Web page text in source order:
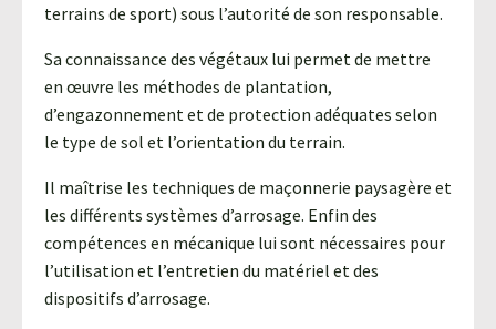
terrains de sport) sous l’autorité de son responsable.
Sa connaissance des végétaux lui permet de mettre
en œuvre les méthodes de plantation,
d’engazonnement et de protection adéquates selon
le type de sol et l’orientation du terrain.
Il maîtrise les techniques de maçonnerie paysagère et
les différents systèmes d’arrosage. Enfin des
compétences en mécanique lui sont nécessaires pour
l’utilisation et l’entretien du matériel et des
dispositifs d’arrosage.